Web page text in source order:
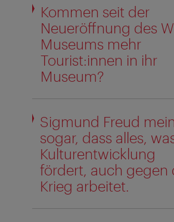
Kommen seit der
Neueröffnung des
Museums mehr
Tourist:innen in ihr
Museum?
Sigmund Freud
sogar, dass alles,
Kulturentwicklung
fördert, auch gegen
Krieg arbeitet.